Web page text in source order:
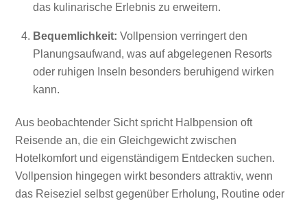
das kulinarische Erlebnis zu erweitern.
Bequemlichkeit: Vollpension verringert den
Planungsaufwand, was auf abgelegenen Resorts
oder ruhigen Inseln besonders beruhigend wirken
kann.
Aus beobachtender Sicht spricht Halbpension oft
Reisende an, die ein Gleichgewicht zwischen
Hotelkomfort und eigenständigem Entdecken suchen.
Vollpension hingegen wirkt besonders attraktiv, wenn
das Reiseziel selbst gegenüber Erholung, Routine oder